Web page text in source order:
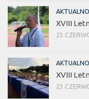
XVIII
23
XVIII
23